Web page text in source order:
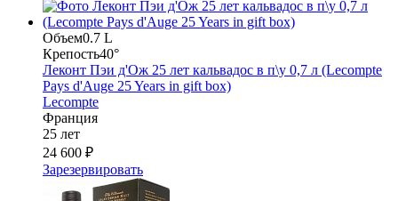
Объем0.7 L
Крепость40°
Леконт Пэи д'Ож 25 лет кальвадос в п\у 0,7 л (Lecompte
Pays d'Auge 25 Years in gift box)
Lecompte
Франция
25 лет
24 600 ₽
Зарезервировать